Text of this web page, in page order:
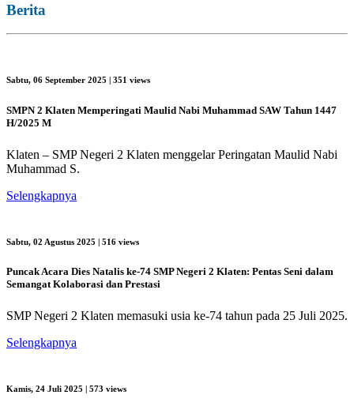
Berita
Sabtu, 06 September 2025 | 351 views
SMPN 2 Klaten Memperingati Maulid Nabi Muhammad SAW Tahun 1447
H/2025 M
Klaten – SMP Negeri 2 Klaten menggelar Peringatan Maulid Nabi
Muhammad S.
Selengkapnya
Sabtu, 02 Agustus 2025 | 516 views
Puncak Acara Dies Natalis ke-74 SMP Negeri 2 Klaten: Pentas Seni dalam
Semangat Kolaborasi dan Prestasi
SMP Negeri 2 Klaten memasuki usia ke-74 tahun pada 25 Juli 2025.
Selengkapnya
Kamis, 24 Juli 2025 | 573 views